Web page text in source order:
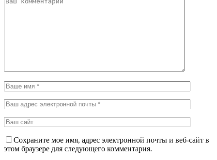
Сохраните мое имя, адрес электронной почты и веб-сайт в
этом браузере для следующего комментария.